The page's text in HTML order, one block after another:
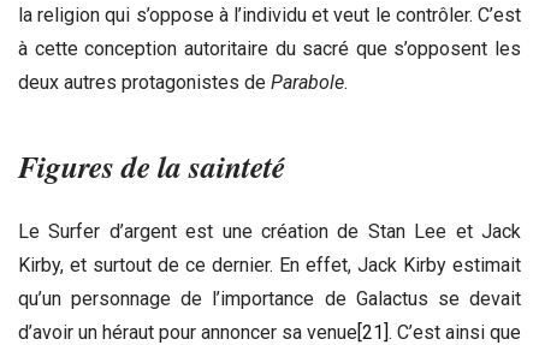
la religion qui s’oppose à l’individu et veut le contrôler. C’est
à cette conception autoritaire du sacré que s’opposent les
deux autres protagonistes de Parabole.
Figures de la sainteté
Le Surfer d’argent est une création de Stan Lee et Jack
Kirby, et surtout de ce dernier. En effet, Jack Kirby estimait
qu’un personnage de l’importance de Galactus se devait
d’avoir un héraut pour annoncer sa venue[21]. C’est ainsi que